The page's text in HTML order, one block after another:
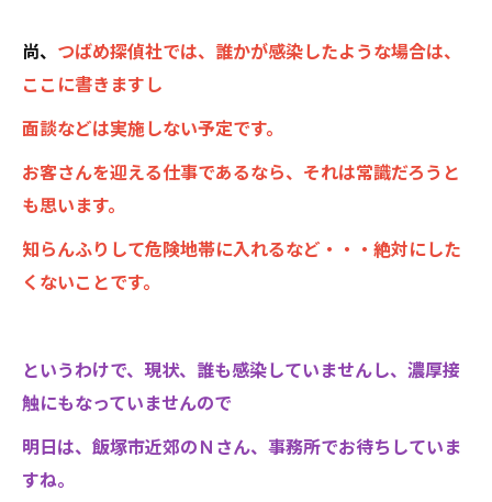
尚、 つばめ探偵社では、誰かが感染したような場合は、
ここに書きますし
面談などは実施しない予定です。
お客さんを迎える仕事であるなら、それは常識だろうと
も思います。
知らんふりして危険地帯に入れるなど・・・絶対にした
くないことです。
というわけで、現状、誰も感染していませんし、濃厚接
触にもなっていませんので
明日は、飯塚市近郊のＮさん、事務所でお待ちしていま
すね。